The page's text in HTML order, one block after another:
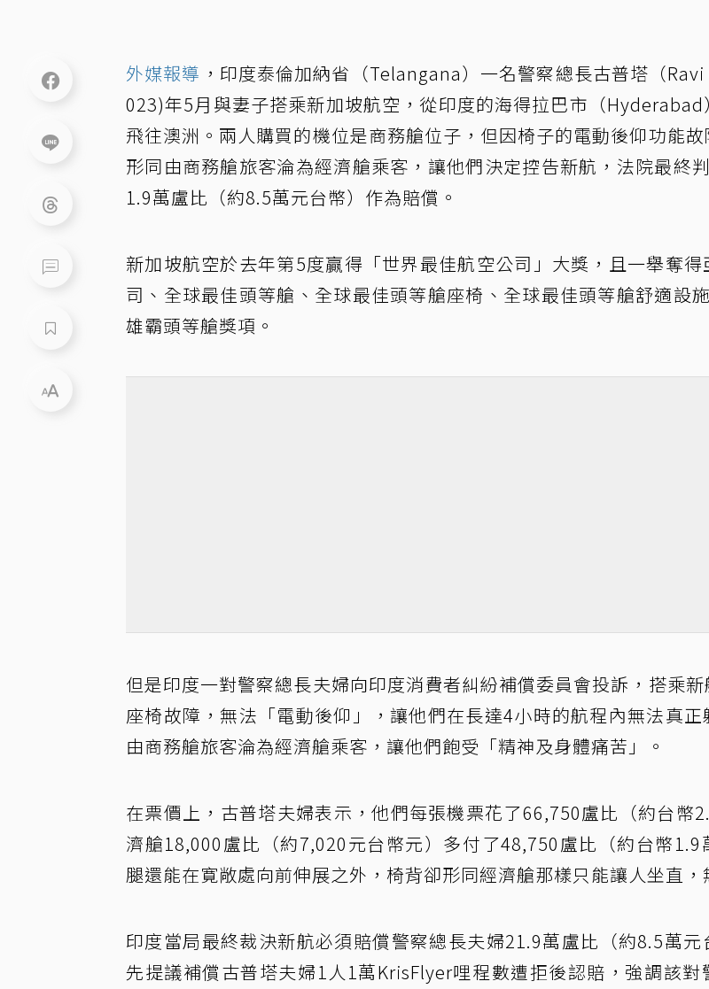
外媒報導 ，印度泰倫加納省（Telangana）一名警察總長古普塔（
023)年5月與妻子搭乘新加坡航空，從印度的海得拉巴市（
飛往澳洲。兩人購買的機位是商務艙位子，但因椅子的電動後仰功能
形同由商務艙旅客淪為經濟艙乘客，讓他們決定控告新航，法院最終
1.9萬盧比（約8.5萬元台幣）作為賠償。
新加坡航空於去年第5度贏得「世界最佳航空公司」大獎，且一舉奪
司、全球最佳頭等艙、全球最佳頭等艙座椅、全球最佳頭等艙舒適設
雄霸頭等艙獎項。
但是印度一對警察總長夫婦向印度消費者糾紛補償委員會投訴，搭乘
座椅故障，無法「電動後仰」，讓他們在長達4小時的航程內無法真正
由商務艙旅客淪為經濟艙乘客，讓他們飽受「精神及身體痛苦」。
在票價上，古普塔夫婦表示，他們每張機票花了66,750盧比（約台幣
濟艙18,000盧比（約7,020元台幣元）多付了48,750盧比（約台幣1.9
腿還能在寛敞處向前伸展之外，椅背卻形同經濟艙那樣只能讓人坐直，
印度當局最終裁決新航必須賠償警察總長夫婦21.9萬盧比（約8.5萬元
先提議補償古普塔夫婦1人1萬KrisFlyer哩程數遭拒後認賠，強調該對